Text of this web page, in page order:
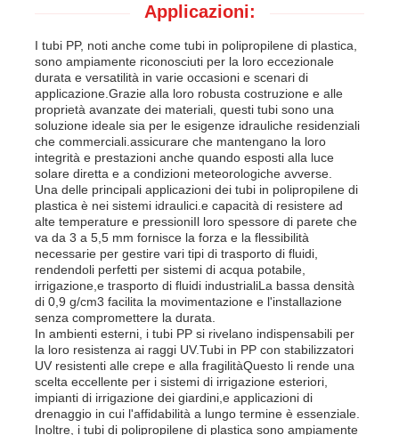
Applicazioni:
I tubi PP, noti anche come tubi in polipropilene di plastica,
sono ampiamente riconosciuti per la loro eccezionale
durata e versatilità in varie occasioni e scenari di
applicazione.Grazie alla loro robusta costruzione e alle
proprietà avanzate dei materiali, questi tubi sono una
soluzione ideale sia per le esigenze idrauliche residenziali
che commerciali.assicurare che mantengano la loro
integrità e prestazioni anche quando esposti alla luce
solare diretta e a condizioni meteorologiche avverse.
Una delle principali applicazioni dei tubi in polipropilene di
plastica è nei sistemi idraulici.e capacità di resistere ad
alte temperature e pressioniIl loro spessore di parete che
va da 3 a 5,5 mm fornisce la forza e la flessibilità
necessarie per gestire vari tipi di trasporto di fluidi,
rendendoli perfetti per sistemi di acqua potabile,
irrigazione,e trasporto di fluidi industrialiLa bassa densità
di 0,9 g/cm3 facilita la movimentazione e l'installazione
senza compromettere la durata.
In ambienti esterni, i tubi PP si rivelano indispensabili per
la loro resistenza ai raggi UV.Tubi in PP con stabilizzatori
UV resistenti alle crepe e alla fragilitàQuesto li rende una
scelta eccellente per i sistemi di irrigazione esteriori,
impianti di irrigazione dei giardini,e applicazioni di
drenaggio in cui l'affidabilità a lungo termine è essenziale.
Inoltre, i tubi di polipropilene di plastica sono ampiamente